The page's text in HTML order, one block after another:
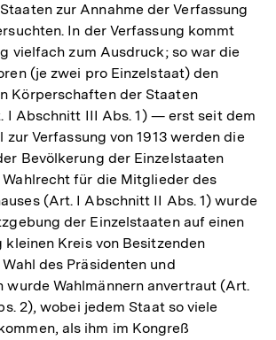
zur Annahme der Verfassung
In der Verfassung kommt
vielfach zum Ausdruck; so war die
(je zwei pro Einzelstaat) den
Körperschaften der Staaten
I Abschnitt III Abs. 1) — erst seit dem
zur Verfassung von 1913 werden die
Bevölkerung der Einzelstaaten
für die Mitglieder des
(Art. I Abschnitt II Abs. 1) wurde
der Einzelstaaten auf einen
Kreis von Besitzenden
des Präsidenten und
wurde Wahlmännern anvertraut (Art.
2), wobei jedem Staat so viele
als ihm im Kongreß